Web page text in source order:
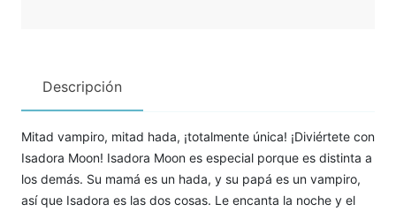
Descripción
Mitad vampiro, mitad hada, ¡totalmente única! ¡Diviértete con
Isadora Moon! Isadora Moon es especial porque es distinta a
los demás. Su mamá es un hada, y su papá es un vampiro,
así que Isadora es las dos cosas. Le encanta la noche y el